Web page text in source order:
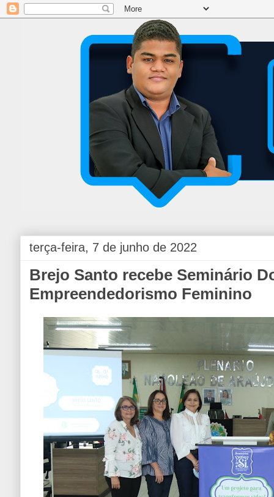
terça-feira, 7 de junho de 2022
Brejo Santo recebe Seminário
Empreendedorismo Feminino